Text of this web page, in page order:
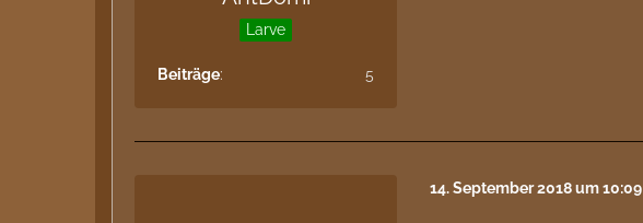
Larve
Beiträge 5
14. September 2018 um 10:09